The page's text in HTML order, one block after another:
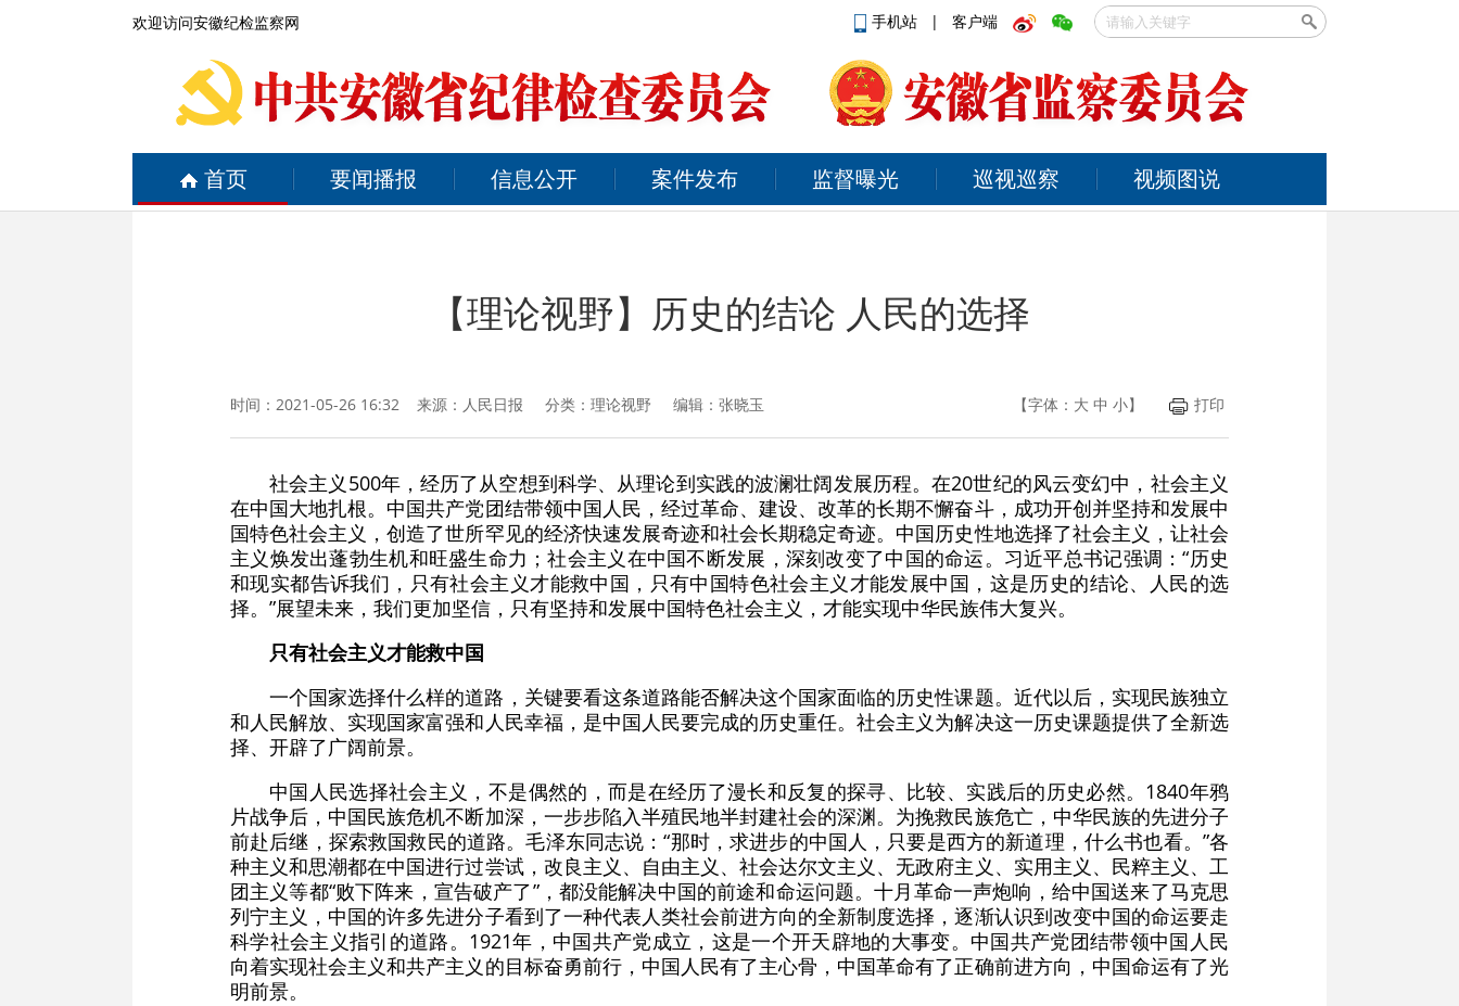
欢迎访问安徽纪检监察网 手机站 | 客户端
首页 要闻播报 信息公开 案件发布 监督曝光 巡视巡察 视频图说
【理论视野】历史的结论 人民的选择
时间：2021-05-26 16:32 来源： 人民日报 分类：理论视野 编辑：张晓玉 【字体： 大 中 小】 打印
社会主义500年，经历了从空想到科学、从理论到实践的波澜壮阔发展历程。在20世纪的风云变幻中，社会主义
在中国大地扎根。中国共产党团结带领中国人民，经过革命、建设、改革的长期不懈奋斗，成功开创并坚持和发展中
国特色社会主义，创造了世所罕见的经济快速发展奇迹和社会长期稳定奇迹。中国历史性地选择了社会主义，让社会
主义焕发出蓬勃生机和旺盛生命力；社会主义在中国不断发展，深刻改变了中国的命运。习近平总书记强调：“历史
和现实都告诉我们，只有社会主义才能救中国，只有中国特色社会主义才能发展中国，这是历史的结论、人民的选
择。”展望未来，我们更加坚信，只有坚持和发展中国特色社会主义，才能实现中华民族伟大复兴。
只有社会主义才能救中国
一个国家选择什么样的道路，关键要看这条道路能否解决这个国家面临的历史性课题。近代以后，实现民族独立
和人民解放、实现国家富强和人民幸福，是中国人民要完成的历史重任。社会主义为解决这一历史课题提供了全新选
择、开辟了广阔前景。
中国人民选择社会主义，不是偶然的，而是在经历了漫长和反复的探寻、比较、实践后的历史必然。1840年鸦
片战争后，中国民族危机不断加深，一步步陷入半殖民地半封建社会的深渊。为挽救民族危亡，中华民族的先进分子
前赴后继，探索救国救民的道路。毛泽东同志说：“那时，求进步的中国人，只要是西方的新道理，什么书也看。”各
种主义和思潮都在中国进行过尝试，改良主义、自由主义、社会达尔文主义、无政府主义、实用主义、民粹主义、工
团主义等都“败下阵来，宣告破产了”，都没能解决中国的前途和命运问题。十月革命一声炮响，给中国送来了马克思
列宁主义，中国的许多先进分子看到了一种代表人类社会前进方向的全新制度选择，逐渐认识到改变中国的命运要走
科学社会主义指引的道路。1921年，中国共产党成立，这是一个开天辟地的大事变。中国共产党团结带领中国人民
向着实现社会主义和共产主义的目标奋勇前行，中国人民有了主心骨，中国革命有了正确前进方向，中国命运有了光
明前景。